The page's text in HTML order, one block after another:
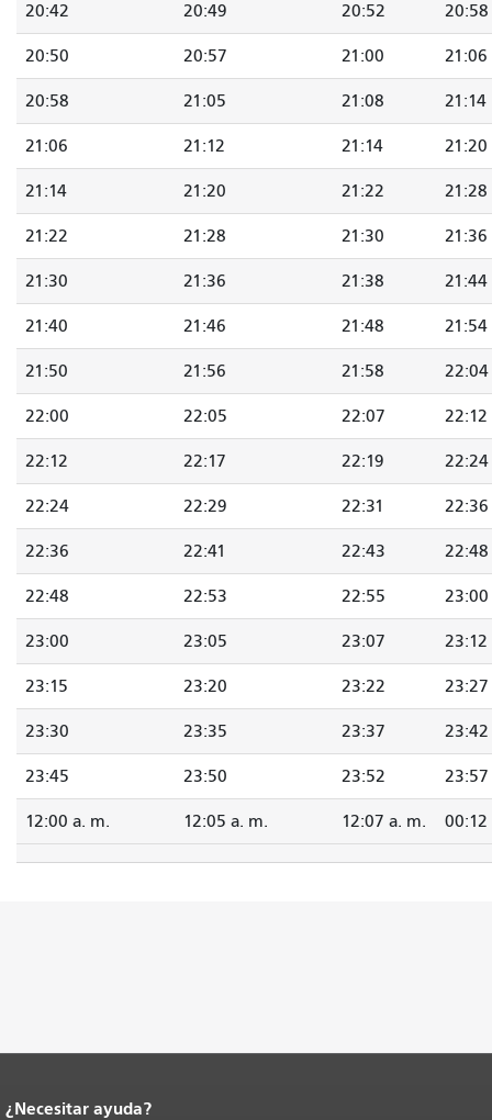
20:42 20:49 20:52 20:58
20:50 20:57 21:00 21:06
20:58 21:05 21:08 21:14
21:06 21:12 21:14 21:20
21:14 21:20 21:22 21:28
21:22 21:28 21:30 21:36
21:30 21:36 21:38 21:44
21:40 21:46 21:48 21:54
21:50 21:56 21:58 22:04
22:00 22:05 22:07 22:12
22:12 22:17 22:19 22:24
22:24 22:29 22:31 22:36
22:36 22:41 22:43 22:48
22:48 22:53 22:55 23:00
23:00 23:05 23:07 23:12
23:15 23:20 23:22 23:27
23:30 23:35 23:37 23:42
23:45 23:50 23:52 23:57
12:00 a. m. 12:05 a. m. 12:07 a. m. 00:12
Fin del contenido de la página.
¿Necesitar ayuda?